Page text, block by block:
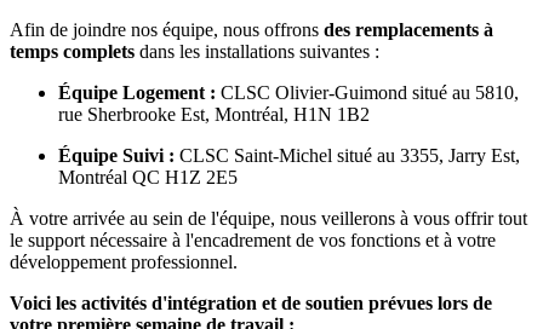
Afin de joindre nos équipe, nous offrons des remplacements à
temps complets dans les installations suivantes :
Équipe Logement : CLSC Olivier-Guimond situé au 5810,
rue Sherbrooke Est, Montréal, H1N 1B2
Équipe Suivi : CLSC Saint-Michel situé au 3355, Jarry Est,
Montréal QC H1Z 2E5
À votre arrivée au sein de l'équipe, nous veillerons à vous offrir tout
le support nécessaire à l'encadrement de vos fonctions et à votre
développement professionnel.
Voici les activités d'intégration et de soutien prévues lors de
votre première semaine de travail :